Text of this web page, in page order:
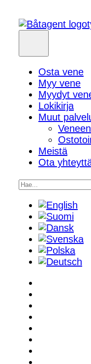
Osta vene
Myy vene
Myydyt
Lokikirja
Muut
Meistä
Ota